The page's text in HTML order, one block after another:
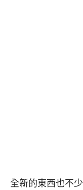
全新的東西也不少